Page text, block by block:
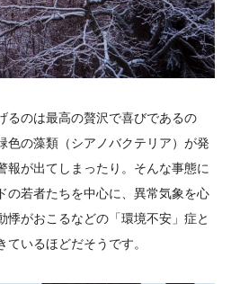
るのは最高の贅沢で喜びであるの
色の藻類（シアノバクテリア）が発
報が出てしまったり。そんな事態に
の若者たちを中心に、異常気象を心
悸がおこるなどの「環境不安」症と
いるほどだそうです。